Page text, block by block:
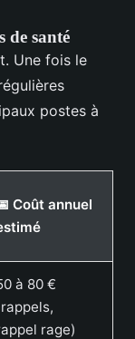
de santé
Une fois le
postes à
Coût annuel
à 80 €
rage)